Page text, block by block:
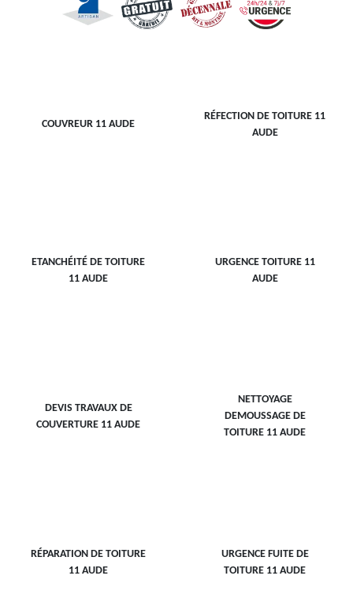
COUVREUR 11 AUDE
RÉFECTION DE TOITURE 11
AUDE
ETANCHÉITÉ DE TOITURE
11 AUDE
URGENCE TOITURE 11
AUDE
DEVIS TRAVAUX DE
COUVERTURE 11 AUDE
NETTOYAGE
DEMOUSSAGE DE
TOITURE 11 AUDE
RÉPARATION DE TOITURE
11 AUDE
URGENCE FUITE DE
TOITURE 11 AUDE